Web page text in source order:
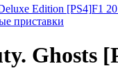
Edition [PS4]F1
приставки
Ghosts